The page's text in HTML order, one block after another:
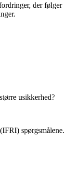
der følger
usikkerhed?
spørgsmålene.